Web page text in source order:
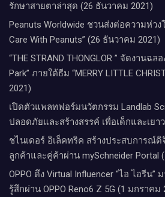
รักษาสายตาล่าสุด (26 ธันวาคม 2021)
Peanuts Worldwide ชวนส่งต่อความห่วง
Care With Peanuts” (26 ธันวาคม 2021)
“THE STRAND THONGLOR ” จัดงานฉล
Park” ภายใต้ธีม “MERRY LITTLE
2021)
เปิดตัวแพลทฟอร์มนวัตกรรม Landlab
ปลอดภัยและสร้างสรรค์ เพื่อเด็กและเยา
ชไนเดอร์ อิเล็คทริค สร้างประสบการณ์
ลูกค้าและคู่ค้าผ่าน mySchneider Portal
OPPO ดึง Virtual Influencer “ไอ ไอรีน
รู้สึกผ่าน OPPO Reno6 Z 5G (1 มกราคม